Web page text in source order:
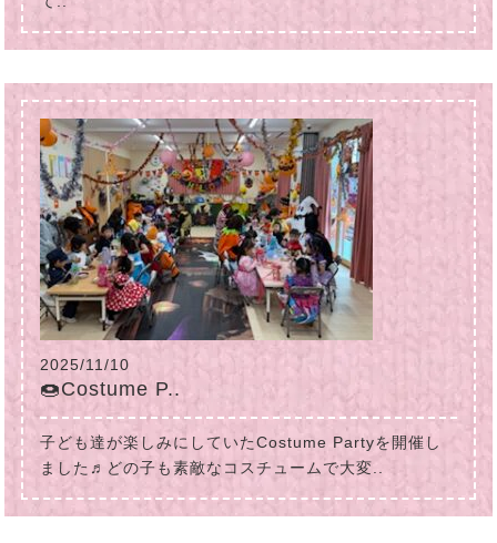
2025/11/10
🍩Costume P..
子ども達が楽しみにしていたCostume Partyを開催し
ました♬どの子も素敵なコスチュームで大変..